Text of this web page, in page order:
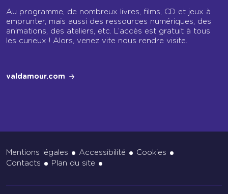
Au programme, de nombreux livres, films, CD et jeux à
emprunter, mais aussi des ressources numériques, des
animations, des ateliers, etc. L’accès est gratuit à tous
les curieux ! Alors, venez vite nous rendre visite.
valdamour.com
Mentions légales Accessibilité
Cookies
Contacts
Plan du site